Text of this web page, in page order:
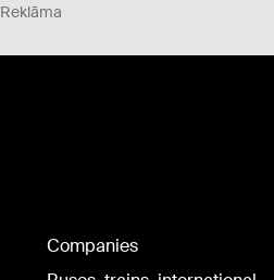
Reklāma
Companies